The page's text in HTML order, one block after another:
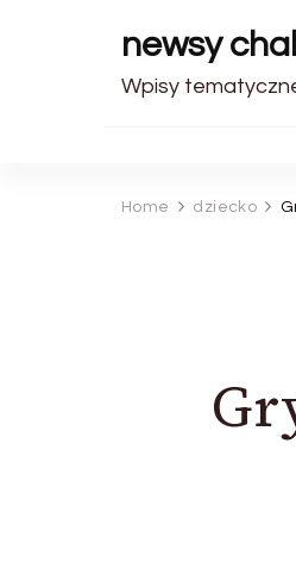
newsy
Wpisy
Home dziecko